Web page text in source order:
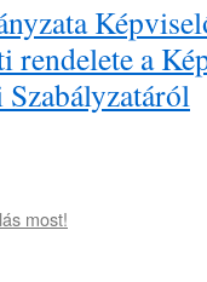
a
most!